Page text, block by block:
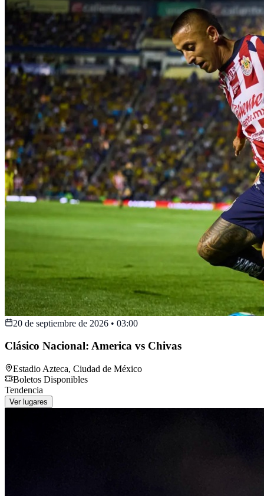
20 de septiembre de 2026 • 03:00
Clásico Nacional: America vs Chivas
Estadio Azteca, Ciudad de México
Boletos Disponibles
Tendencia
Ver lugares